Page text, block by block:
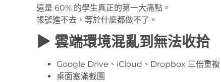
這是 60% 的學生真正的第一大痛點。
帳號進不去，等於什麼都做不了。
▶ 雲端環境混亂到無法收拾
Google Drive、iCloud、Dropbox 三倍重複
桌面塞滿截圖